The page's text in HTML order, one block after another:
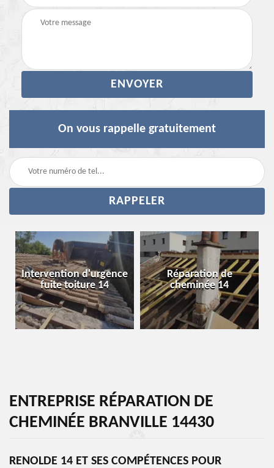
On vous rappelle gratuitement
Intervention d'urgence
fuite toiture 14
Réparation de
cheminée 14
ENTREPRISE RÉPARATION DE
CHEMINÉE BRANVILLE 14430
RENOLDE 14 ET SES COMPÉTENCES POUR